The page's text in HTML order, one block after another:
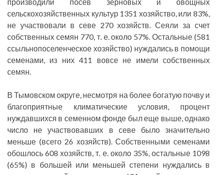
сельскохозяйственных культур 1351 хозяйство, или 83%,
не участвовали в севе 270 хозяйств. Сеяли за счет
собственных семян 770, т. е. около 57%. Остальные (581
ссыльнопоселенческое хозяйство) нуждались в помощи
семенами, из них 411 вовсе не имели собственных
семян.
В Тымовском округе, несмотря на более богатую почву и
благоприятные климатические условия, процент
нуждавшихся в семенном фонде был еще выше, однако
число не участвовавших в севе было значительно
меньше (всего 26 хозяйств). Собственными семенами
обошлось 608 хозяйств, т. е. около 35%, остальные 1098
(65%) в большей или меньшей степени нуждались в